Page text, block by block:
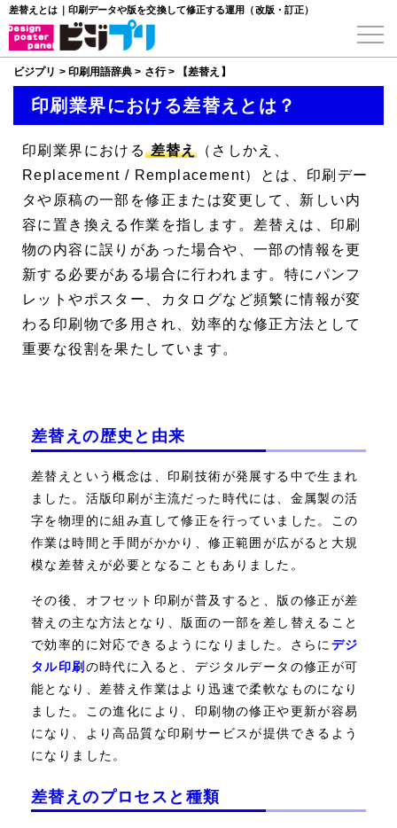
差替えとは｜印刷データや版を交換して修正する運用（改版・訂正）
ビジプリ > 印刷用語辞典 > さ行> 【差替え】
印刷業界における差替えとは？
印刷業界における差替え（さしかえ、
Replacement / Remplacement）とは、印刷デー
タや原稿の一部を修正または変更して、新しい内
容に置き換える作業を指します。差替えは、印刷
物の内容に誤りがあった場合や、一部の情報を更
新する必要がある場合に行われます。特にパンフ
レットやポスター、カタログなど頻繁に情報が変
わる印刷物で多用され、効率的な修正方法として
重要な役割を果たしています。
差替えの歴史と由来
差替えという概念は、印刷技術が発展する中で生まれ
ました。活版印刷が主流だった時代には、金属製の活
字を物理的に組み直して修正を行っていました。この
作業は時間と手間がかかり、修正範囲が広がると大規
模な差替えが必要となることもありました。
その後、オフセット印刷が普及すると、版の修正が差
替えの主な方法となり、版面の一部を差し替えること
で効率的に対応できるようになりました。さらに デジ
タル印刷の時代に入ると、デジタルデータの修正が可
能となり、差替え作業はより迅速で柔軟なものになり
ました。この進化により、印刷物の修正や更新が容易
になり、より高品質な印刷サービスが提供できるよう
になりました。
差替えのプロセスと種類